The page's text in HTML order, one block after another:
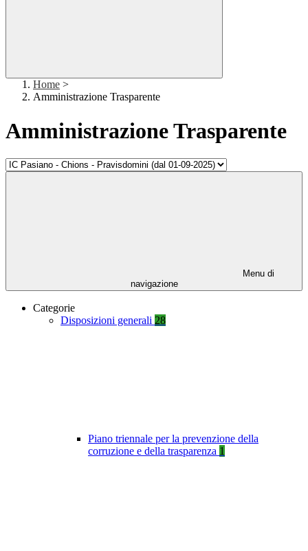
Home >
Amministrazione Trasparente
Amministrazione Trasparente
Menu di
navigazione
Categorie
Disposizioni generali 28
Piano triennale per la prevenzione della
corruzione e della trasparenza 1